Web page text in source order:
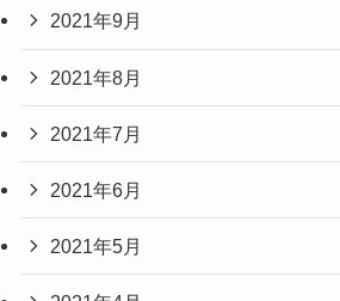
2021年9月
2021年8月
2021年7月
2021年6月
2021年5月